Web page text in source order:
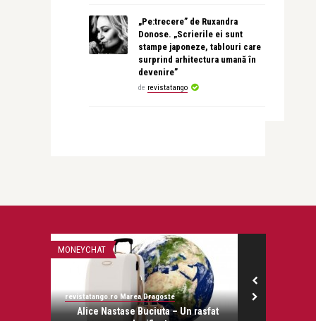
„Pe:trecere” de Ruxandra
Donose. „Scrierile ei sunt
stampe japoneze, tablouri care
surprind arhitectura umană în
devenire”
de revistatango
MONEYCHAT
revistatango.ro Marea Dragoste
Alice Nastase Buciuta – Un rasfat